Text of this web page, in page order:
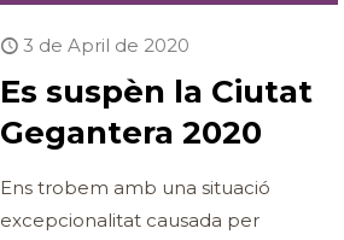
3 de April de 2020
Es suspèn la Ciutat
Gegantera 2020
Ens trobem amb una situació
excepcionalitat causada per